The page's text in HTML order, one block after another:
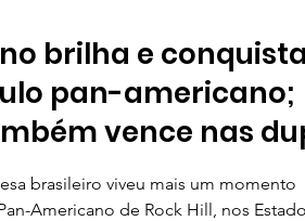
brilha e
pan-americano;
vence nas
NaN de 5 estrelas.
brasileiro viveu mais um momento
Americano de Rock Hill, nos